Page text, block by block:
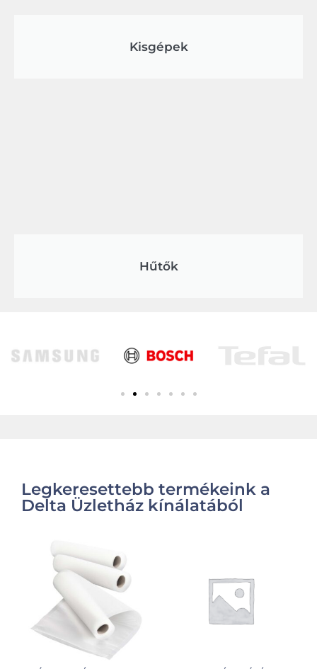
Kisgépek
Hűtők
Legkeresettebb termékeink a
Delta Üzletház kínálatából